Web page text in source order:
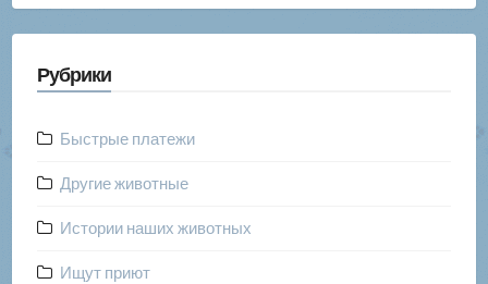
Рубрики
Быстрые платежи
Другие животные
Истории наших животных
Ищут приют